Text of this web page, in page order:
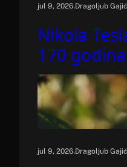
jul 9, 2026.Dragoljub Gajić
Nikola
170 godina
jul 9, 2026.Dragoljub Gajić